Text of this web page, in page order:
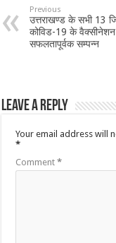
Previous
उत्तराखण्ड के सभी 13
कोविड-19 के वैक्सीनेशन
सफलतापूर्वक सम्पन्न
Leave a Reply
Your email address will
*
Comment*